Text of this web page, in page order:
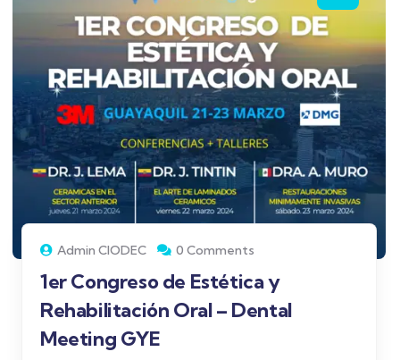
Admin CIODEC 0 Comments
1er Congreso de Estética y
Rehabilitación Oral – Dental
Meeting GYE